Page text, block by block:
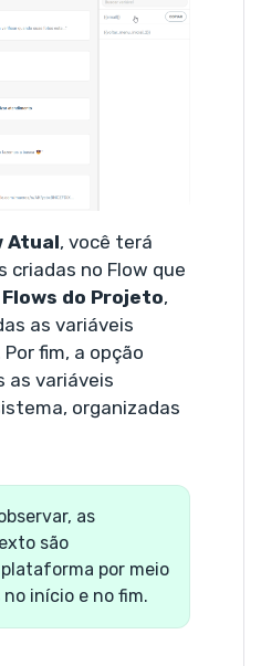
Atual, você terá
criadas no Flow que
Flows do Projeto,
as variáveis
fim, a opção
as variáveis
organizadas
as
são
por meio
início e no fim.